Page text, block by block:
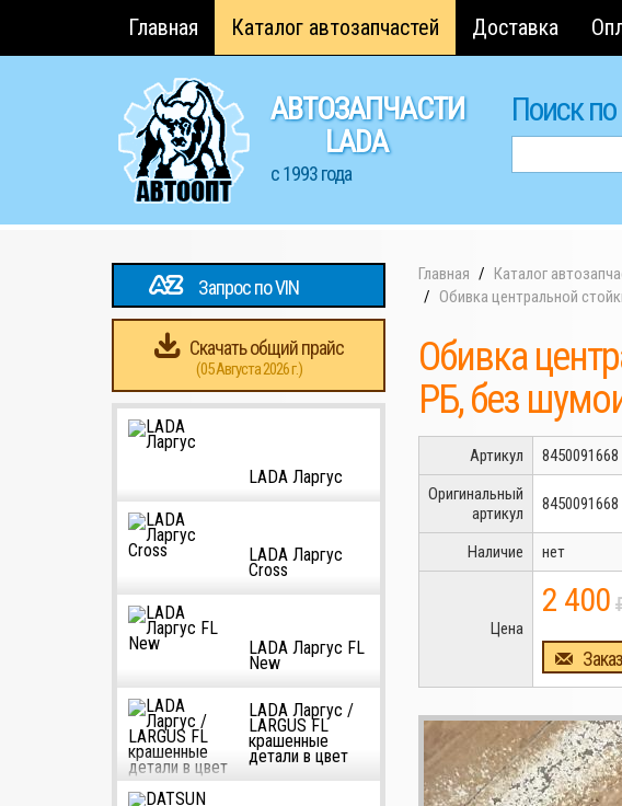
Главная Каталог автозапчастей Доставка
АВТОЗАПЧАСТИ
LADA
с 1993 года
Поиск по
Запрос по VIN
Скачать общий прайс
(05 Августа 2026 г.)
LADA Ларгус
LADA Ларгус
Cross
LADA Ларгус FL
New
LADA Ларгус /
LARGUS FL
крашенные
детали в цвет
Главная Каталог
Обивка центральной
Обивка
РБ, без
Артикул
8450091668
Оригинальный
артикул
8450091668
Наличие нет
Цена
2 400